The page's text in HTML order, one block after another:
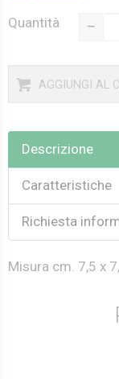
Quantità
AGGIUNGI AL
Descrizione
Caratteristiche
Richiesta
Misura cm. 7,5 x